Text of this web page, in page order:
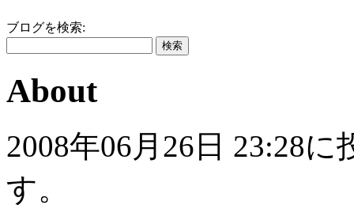
ブログを検索:
About
2008年06月26日 23:28
す。